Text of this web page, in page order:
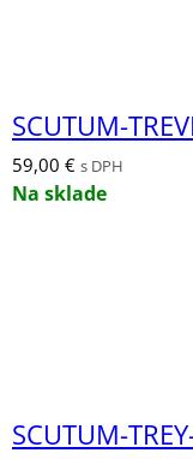
SCUTUM-
59,00 € s DPH
Na sklade
SCUTUM-